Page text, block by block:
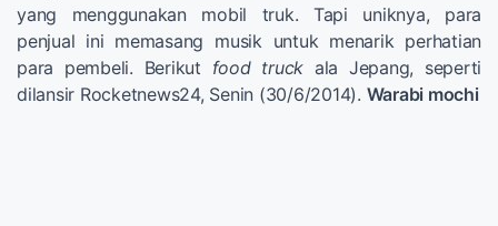
yang menggunakan mobil truk. Tapi uniknya, para
penjual ini memasang musik untuk menarik perhatian
para pembeli. Berikut food truck ala Jepang, seperti
dilansir Rocketnews24, Senin (30/6/2014). Warabi mochi